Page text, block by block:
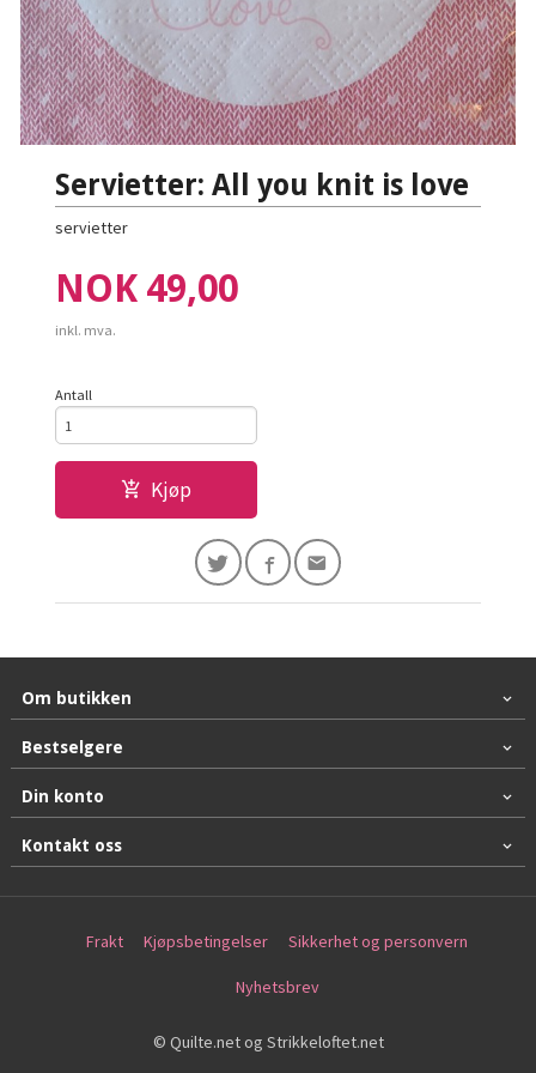
Servietter: All you knit is love
servietter
Pris
NOK 49,00
inkl. mva.
Antall
Kjøp
Om butikken
Bestselgere
Din konto
Kontakt oss
Frakt Kjøpsbetingelser Sikkerhet og personvern
Nyhetsbrev
© Quilte.net og Strikkeloftet.net